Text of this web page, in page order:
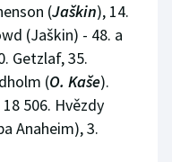
(Jaškin), 14.
(Jaškin) - 48. a
Getzlaf, 35.
(O. Kaše).
506. Hvězdy
Anaheim), 3.